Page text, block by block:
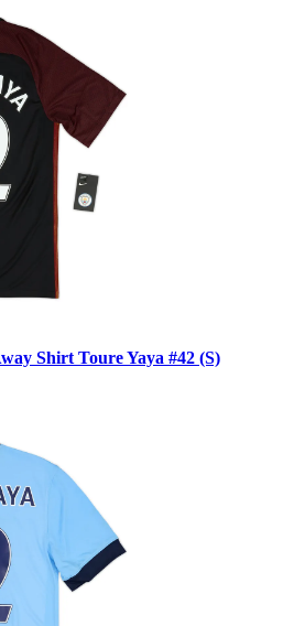
Shirt Toure Yaya #42 (S)